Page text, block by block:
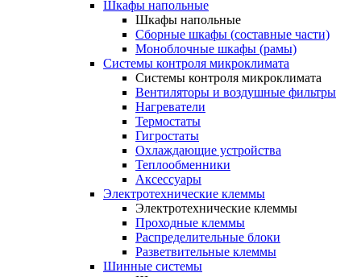
Шкафы напольные
Шкафы напольные
Сборные шкафы (составные части)
Моноблочные шкафы (рамы)
Системы контроля микроклимата
Системы контроля микроклимата
Вентиляторы и воздушные фильтры
Нагреватели
Термостаты
Гигростаты
Охлаждающие устройства
Теплообменники
Аксессуары
Электротехнические клеммы
Электротехнические клеммы
Проходные клеммы
Распределительные блоки
Разветвительные клеммы
Шинные системы